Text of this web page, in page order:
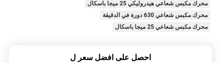
محرك مكبس شعاعي هيدروليكي 25 ميجا باسكال
محرك مكبس شعاعي 630 دورة في الدقيقة
محرك مكبس شعاعي 25 ميجا باسكال
احصل على افضل سعر ل